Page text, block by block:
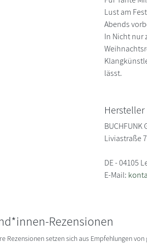
Lust am
Abends
In Nicht nur
lässt.
Hersteller
BUCHFUNK
Liviastraße 7
DE - 04105
E-Mail:
Rezensionen
Rezensionen setzen sich aus Empfehlungen